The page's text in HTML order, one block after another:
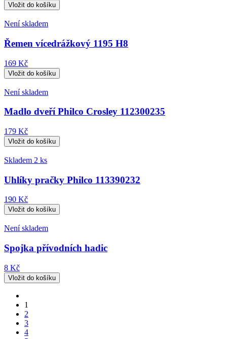
Není skladem
Řemen vícedrážkový 1195 H8
169 Kč
Není skladem
Madlo dveří Philco Crosley 112300235
179 Kč
Skladem 2 ks
Uhlíky pračky Philco 113390232
190 Kč
Není skladem
Spojka přívodních hadic
8 Kč
1
2
3
4